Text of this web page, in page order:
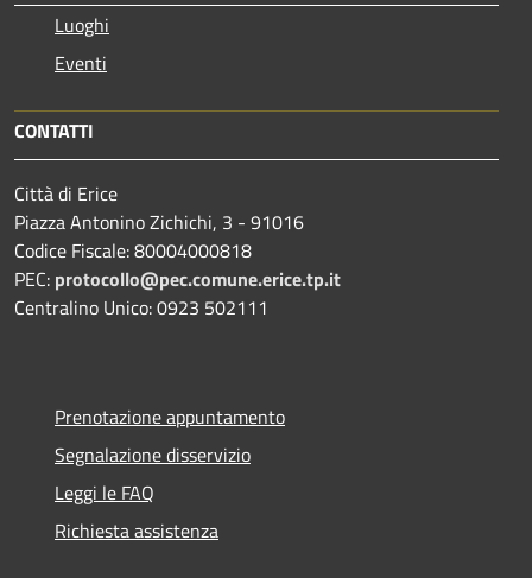
Luoghi
Eventi
CONTATTI
Città di Erice
Piazza Antonino Zichichi, 3 - 91016
Codice Fiscale: 80004000818
PEC: protocollo@pec.comune.erice.tp.it
Centralino Unico: 0923 502111
Prenotazione appuntamento
Segnalazione disservizio
Leggi le FAQ
Richiesta assistenza